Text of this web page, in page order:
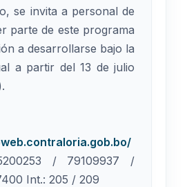
se invita a personal de
parte de este programa
a desarrollarse bajo la
a partir del 13 de julio
/ 79109937 /
Int.: 205 / 209